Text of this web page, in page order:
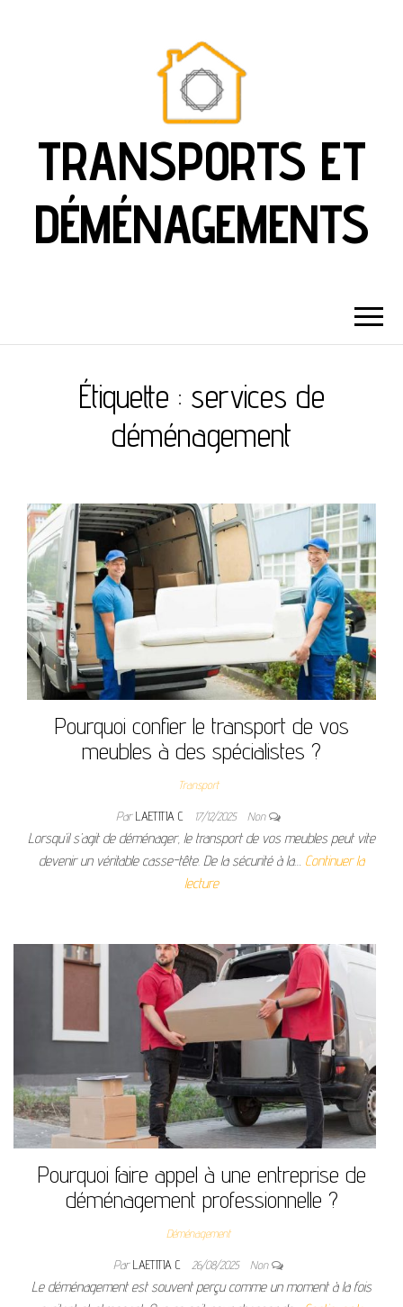
TRANSPORTS ET
DÉMÉNAGEMENTS
Étiquette : services de
déménagement
Pourquoi confier le transport de vos
meubles à des spécialistes ?
Transport
ParLAETITIA C 17/12/2025 Non
Lorsqu’il s’agit de déménager, le transport de vos meubles peut vite
devenir un véritable casse-tête. De la sécurité à la… Continuer la
lecture
Pourquoi faire appel à une entreprise de
déménagement professionnelle ?
Déménagement
ParLAETITIA C 26/08/2025 Non
Le déménagement est souvent perçu comme un moment à la fois